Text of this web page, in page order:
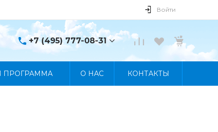
Войти
+7 (495) 777-08-31
+7 (495) 777-08-31
ПРОГРАММА О НАС КОНТАКТЫ